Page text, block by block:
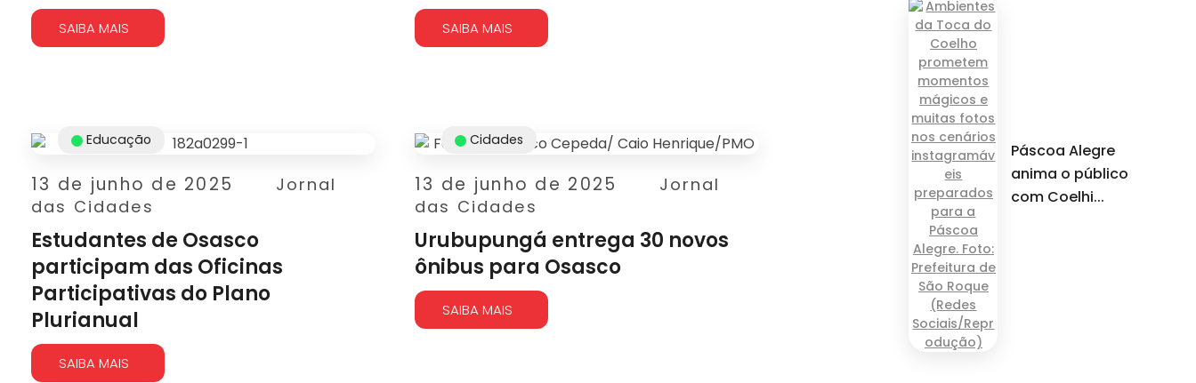
SAIBA MAIS SAIBA MAIS
13 de junho de 2025
Jornal
das Cidades
Educação
Estudantes de Osasco
participam das Oficinas
Participativas do Plano
Plurianual
SAIBA MAIS
13 de junho de 2025
Jornal
das Cidades
Cidades
Urubupungá entrega 30 novos
ônibus para Osasco
SAIBA MAIS
Páscoa Alegre
anima o público
com Coelhi...